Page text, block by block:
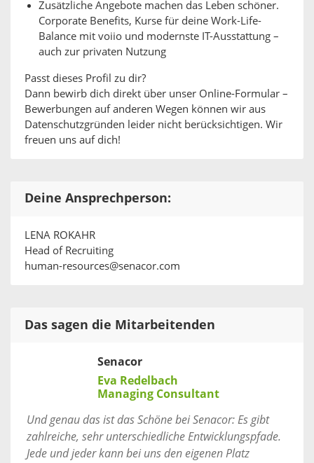
Zusätzliche Angebote machen das Leben schöner.
Corporate Benefits, Kurse für deine Work-Life-
Balance mit voiio und modernste IT-Ausstattung –
auch zur privaten Nutzung
Passt dieses Profil zu dir?
Dann bewirb dich direkt über unser Online-Formular –
Bewerbungen auf anderen Wegen können wir aus
Datenschutzgründen leider nicht berücksichtigen. Wir
freuen uns auf dich!
Deine Ansprechperson:
LENA ROKAHR
Head of Recruiting
human-resources@senacor.com
Das sagen die Mitarbeitenden
Senacor
Eva Redelbach
Managing Consultant
Und genau das ist das Schöne bei Senacor: Es gibt
zahlreiche, sehr unterschiedliche Entwicklungspfade.
Jede und jeder kann bei uns den eigenen Platz